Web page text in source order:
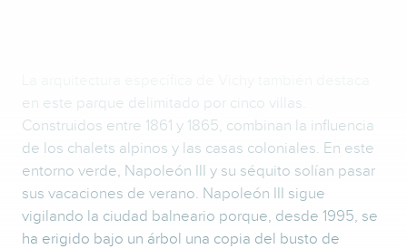
en este parque delimitado por cinco villas.
Construidos entre 1861 y 1865, combinan la influencia
de los chalets alpinos y las casas coloniales. En este
entorno verde, Napoleón III y su séquito solían pasar
sus vacaciones de verano. Napoleón III sigue
vigilando la ciudad balneario porque, desde 1995, se
ha erigido bajo un árbol una copia del busto de